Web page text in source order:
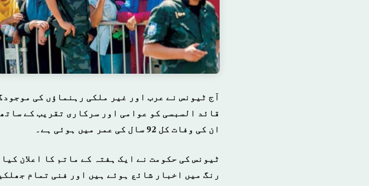
آج ٹیونس نے عرب اور غیر ملکی رہنماؤں کی
قائد السبسی کو عوامی اور سرکاری تقریب کے
ان کی وفات کل 92 سال کی عمر میں ہوئی ہے۔
ٹیونس کی حکومت نے ایک ہفتہ کے ماتم کا اعلان
رنگ میں اخبار شائع ہوئے ہیں اور فنی تمام